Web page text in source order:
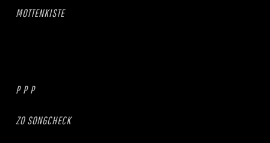
MOTTENKISTE
P P P
ZO SONGCHECK